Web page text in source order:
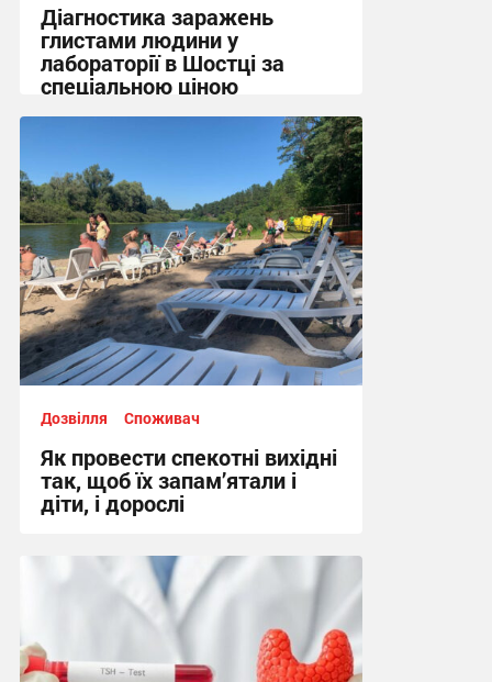
Діагностика заражень
глистами людини у
лабораторії в Шостці за
спеціальною ціною
Дозвілля Споживач
Як провести спекотні вихідні
так, щоб їх запам’ятали і
діти, і дорослі
10:02, 6.08.2026